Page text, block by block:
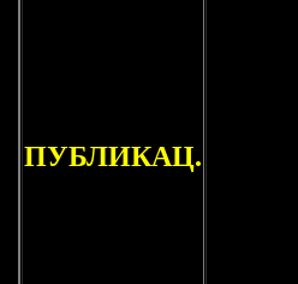
ПУБЛИКАЦ.